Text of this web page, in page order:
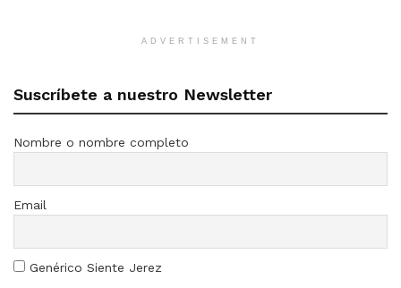
ADVERTISEMENT
Suscríbete a nuestro Newsletter
Nombre o nombre completo
Email
Genérico Siente Jerez